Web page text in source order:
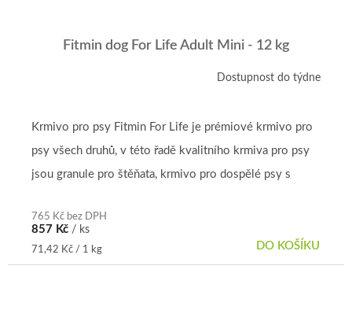
Fitmin dog For Life Adult Mini - 12 kg
Dostupnost do týdne
765 Kč bez DPH
857 Kč / ks
Měrná
cena:
71,42 Kč / 1 kg DO KOŠÍKU
Krmivo pro psy Fitmin For Life je prémiové krmivo pro
psy všech druhů, v této řadě kvalitního krmiva pro psy
jsou granule pro štěňata, krmivo pro dospělé psy s